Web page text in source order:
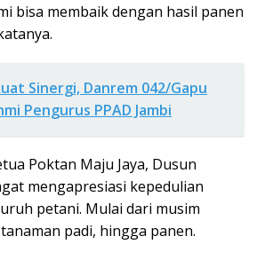
bisa membaik dengan hasil panen
Sinergi, Danrem 042/Gapu
Pengurus PPAD Jambi
Poktan Maju Jaya, Dusun
mengapresiasi kepedulian
petani. Mulai dari musim
padi, hingga panen.